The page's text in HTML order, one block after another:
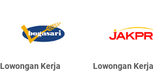
Lowongan Kerja
Lowongan Kerja